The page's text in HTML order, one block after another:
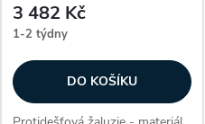
3 482 Kč
1-2 týdny
DO KOŠÍKU